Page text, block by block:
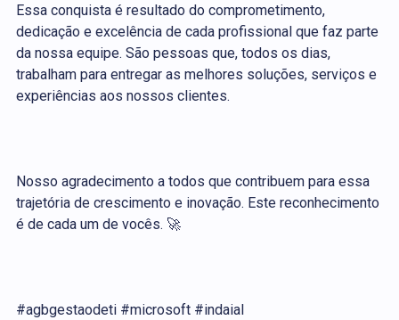
Essa conquista é resultado do comprometimento,
dedicação e excelência de cada profissional que faz parte
da nossa equipe. São pessoas que, todos os dias,
trabalham para entregar as melhores soluções, serviços e
experiências aos nossos clientes.
Nosso agradecimento a todos que contribuem para essa
trajetória de crescimento e inovação. Este reconhecimento
é de cada um de vocês. 🚀
#agbgestaodeti #microsoft #indaial